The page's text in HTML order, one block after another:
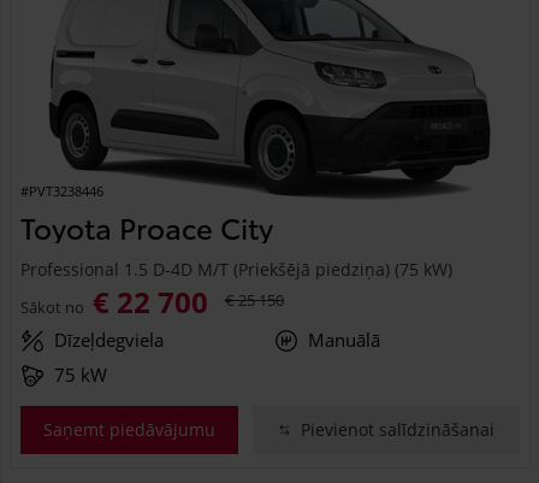
#PVT3238446
Toyota Proace City
Professional 1.5 D-4D M/T (Priekšējā piedziņa) (75 kW)
Sākot no € 22 700 € 25 150
Dīzeļdegviela
Manuālā
75 kW
Saņemt piedāvājumu Pievienot salīdzināšanai